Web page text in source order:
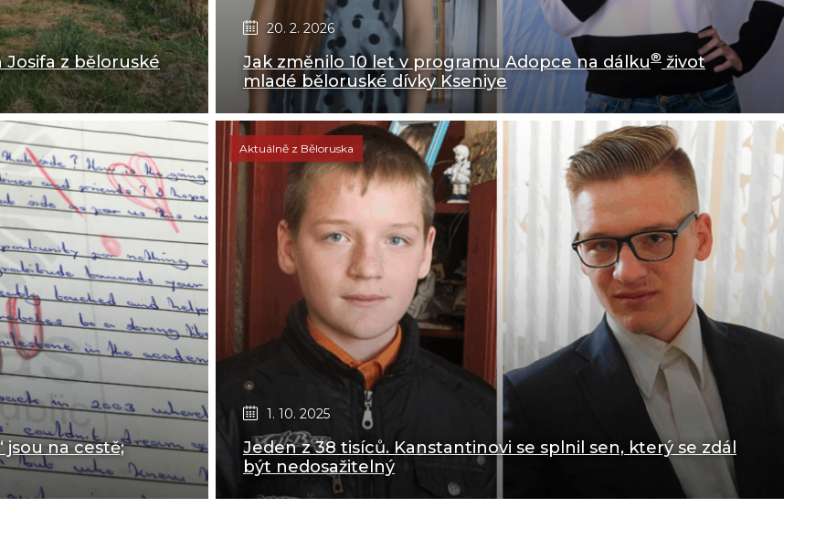
z běloruské
20. 2. 2026
Jak změnilo 10 let v programu Adopce na dálku® život
mladé běloruské dívky Kseniye
jsou na cestě;
Aktuálně z Běloruska
1. 10. 2025
Jeden z 38 tisíců. Kanstantinovi se splnil sen, který se zdál
být nedosažitelný